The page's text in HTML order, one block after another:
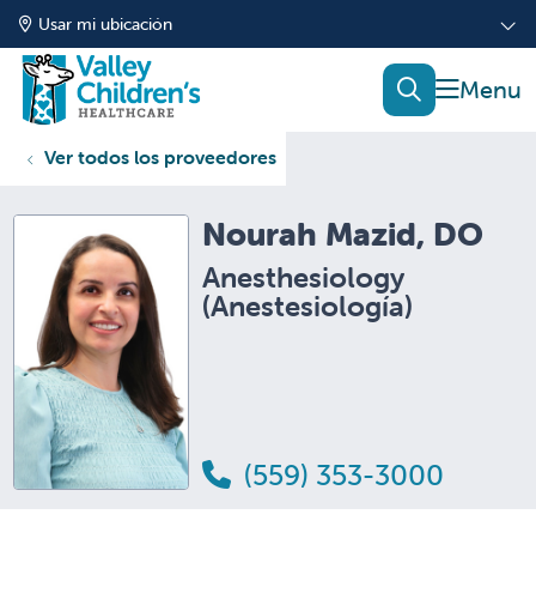
Usar mi ubicación
mostrar
buscar
Ver todos los proveedores
Nourah Mazid, DO
Anesthesiology
(Anestesiología)
(559) 353-3000